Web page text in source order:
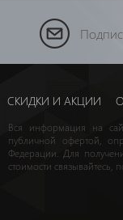
СКИДКИ И АКЦИИ
Вся информация на
публичной офертой,
Федерации. Для
стоимости